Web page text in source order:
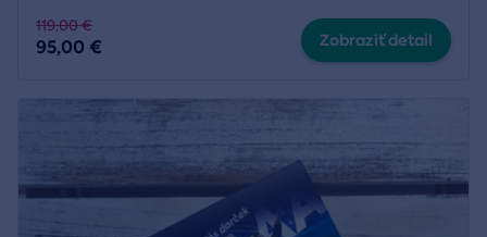
119,00 €
95,00 € Zobraziť detail